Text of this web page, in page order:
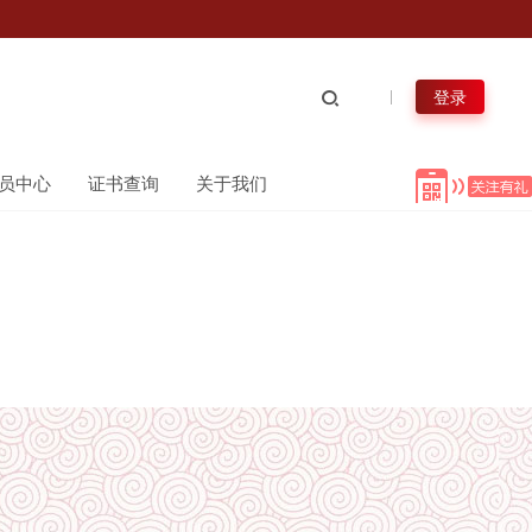
登录
中心 证书查询 关于我们